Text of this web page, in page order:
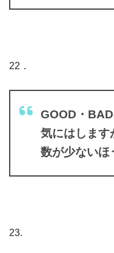
22．
GOOD・
気にはします
数が少ないほ
23.